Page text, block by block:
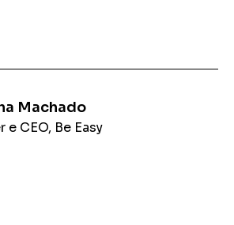
Machado
e CEO, Be Easy